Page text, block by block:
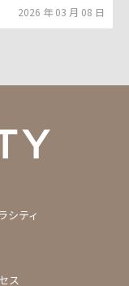
2026 年 03 月 08 日
シティ
ス